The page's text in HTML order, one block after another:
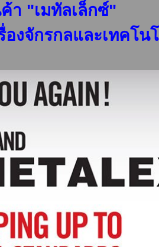
า "เมทัลเล็กซ์"
องจักรกลและเทคโน